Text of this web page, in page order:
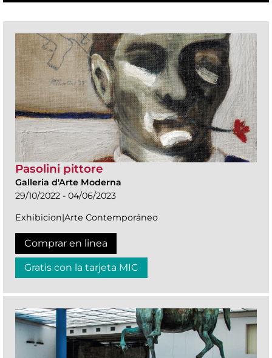
Pasolini pittore
Galleria d'Arte Moderna
29/10/2022 - 04/06/2023
Exhibicion|Arte Contemporáneo
Comprar en linea
Gratis con la tarjeta MIC